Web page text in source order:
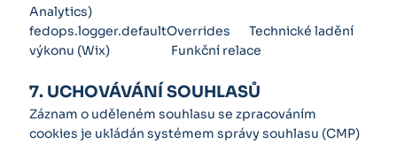
Analytics)
fedops.logger.defaultOverrides Technické ladění
výkonu (Wix) Funkční relace
7. UCHOVÁVÁNÍ SOUHLASŮ
Záznam o uděleném souhlasu se zpracováním
cookies je ukládán systémem správy souhlasu (CMP)